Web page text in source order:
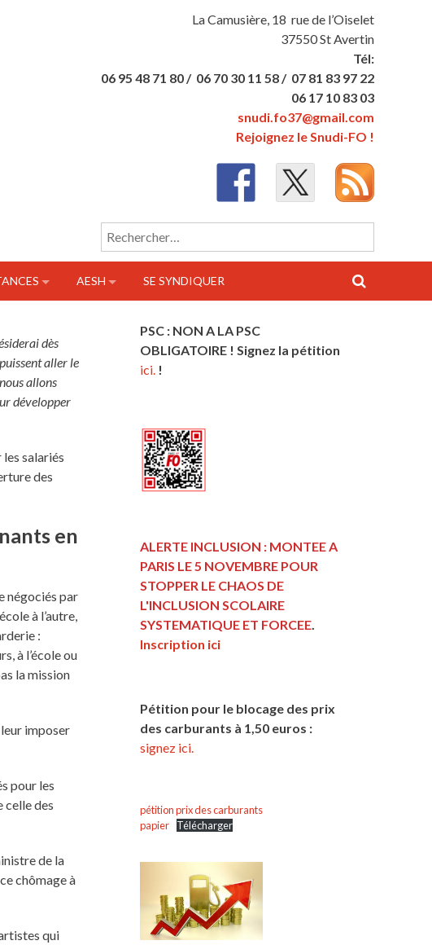
La Camusière, 18 rue de l’Oiselet
37550 St Avertin
Tél:
06 95 48 71 80 / 06 70 30 11 58 / 07 81 83 97 22
06 17 10 83 03
snudi.fo37@gmail.com
Rejoignez le Snudi-FO !
Rechercher :
AESH SE SYNDIQUER
dès
aller le
allons
développer
salariés
des
en
négociés par
à l’autre,
:
à l’école ou
la mission
imposer
pour les
celle des
de la
chômage à
qui
PSC : NON A LA PSC
OBLIGATOIRE ! Signez la pétition
ici. !
ALERTE INCLUSION : MONTEE A
PARIS LE 5 NOVEMBRE POUR
STOPPER LE CHAOS DE
L'INCLUSION SCOLAIRE
SYSTEMATIQUE ET FORCEE.
Inscription ici
Pétition pour le blocage des prix
des carburants à 1,50 euros :
signez ici.
pétition prix des carburants
papier
Télécharger